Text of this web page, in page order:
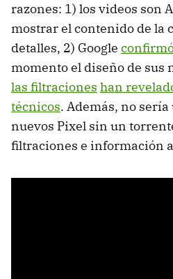
razones: 1) los videos son
mostrar el contenido de la
detalles, 2) Google
momento el diseño de sus
las filtraciones han
técnicos. Además, no
nuevos Pixel sin un
filtraciones e información